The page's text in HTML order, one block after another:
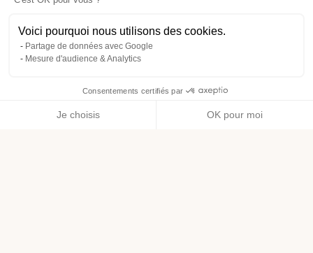
Voici pourquoi nous utilisons des cookies.
Partage de données avec Google
Mesure d'audience & Analytics
Consentements certifiés par
Je choisis OK pour moi